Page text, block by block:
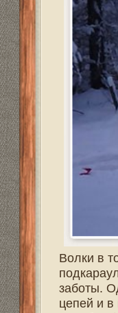
Волки в тот
заботы.
цепей и в
недобитой
А позже в
собаками.
в избе. А у
волков
девяти
слабовато. В
съел свой
Охота в
Галкин